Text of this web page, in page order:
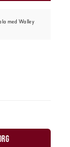
med Walley